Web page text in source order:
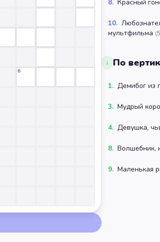
6
8. Красный
10.
мультфильма (5
↓ По
1. Демибог из
3. Мудрый
4. Девушка,
8. Волшебник,
9. Маленькая